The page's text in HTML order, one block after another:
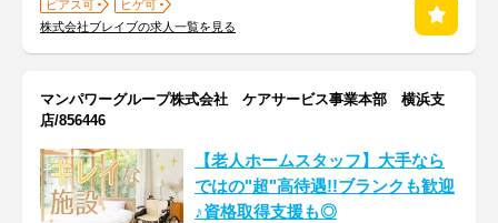
ピアス可
ヒゲ可
株式会社ブレイブの求人一覧を見る
マンパワーグループ株式会社 ケアサービス事業本部 横浜支
店/856446
【老人ホームスタッフ】大手なら
ではの"超"高待遇!!ブランクも歓迎
♪資格取得支援も◎